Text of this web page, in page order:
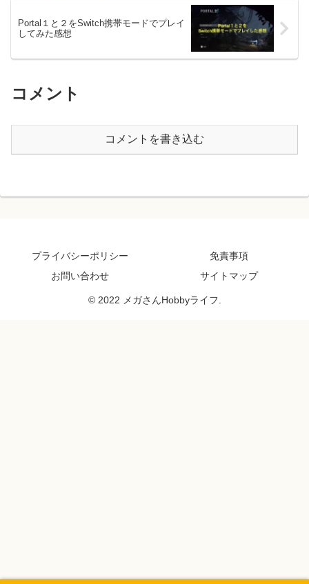
Portal１と２をSwitch携帯モードでプレイ
してみた感想
コメント
コメントを書き込む
プライバシーポリシー
免責事項
お問い合わせ
サイトマップ
© 2022 メガさんHobbyライフ.